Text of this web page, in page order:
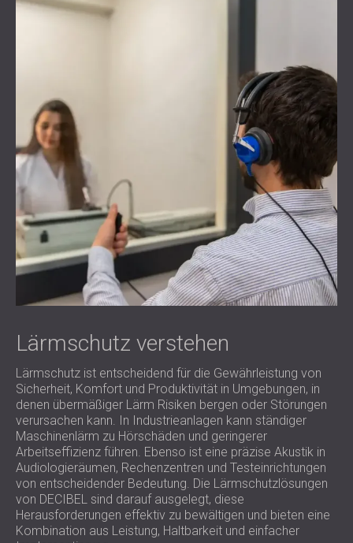
Lärmschutz verstehen
Lärmschutz ist entscheidend für die Gewährleistung von
Sicherheit, Komfort und Produktivität in Umgebungen, in
denen übermäßiger Lärm Risiken bergen oder Störungen
verursachen kann. In Industrieanlagen kann ständiger
Maschinenlärm zu Hörschäden und geringerer
Arbeitseffizienz führen. Ebenso ist eine präzise Akustik in
Audiologieräumen, Rechenzentren und Testeinrichtungen
von entscheidender Bedeutung. Die Lärmschutzlösungen
von DECIBEL sind darauf ausgelegt, diese
Herausforderungen effektiv zu bewältigen und bieten eine
Kombination aus Leistung, Haltbarkeit und einfacher